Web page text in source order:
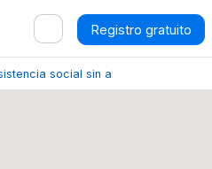
Registro gratuito
social sin alojamiento